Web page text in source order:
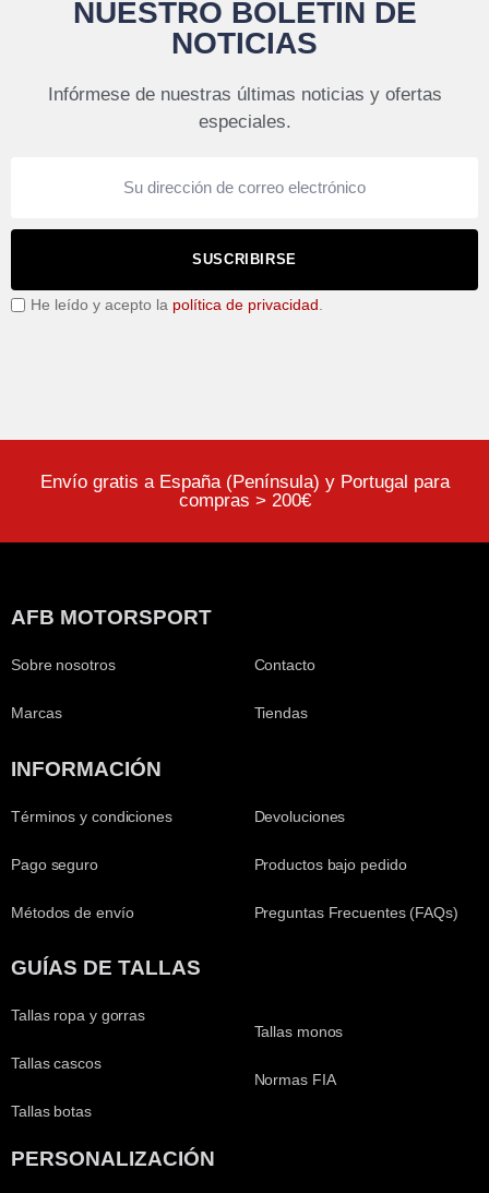
NUESTRO BOLETÍN DE
NOTICIAS
Infórmese de nuestras últimas noticias y ofertas
especiales.
SUSCRIBIRSE
He leído y acepto la política de privacidad
Envío gratis a España (Península) y Portugal para
compras > 200€
AFB MOTORSPORT
Sobre nosotros
Marcas
Contacto
Tiendas
INFORMACIÓN
Términos y condiciones
Pago seguro
Métodos de envío
Devoluciones
Productos bajo pedido
Preguntas Frecuentes (FAQs)
GUÍAS DE TALLAS
Tallas ropa y gorras
Tallas cascos
Tallas botas
Tallas monos
Normas FIA
PERSONALIZACIÓN